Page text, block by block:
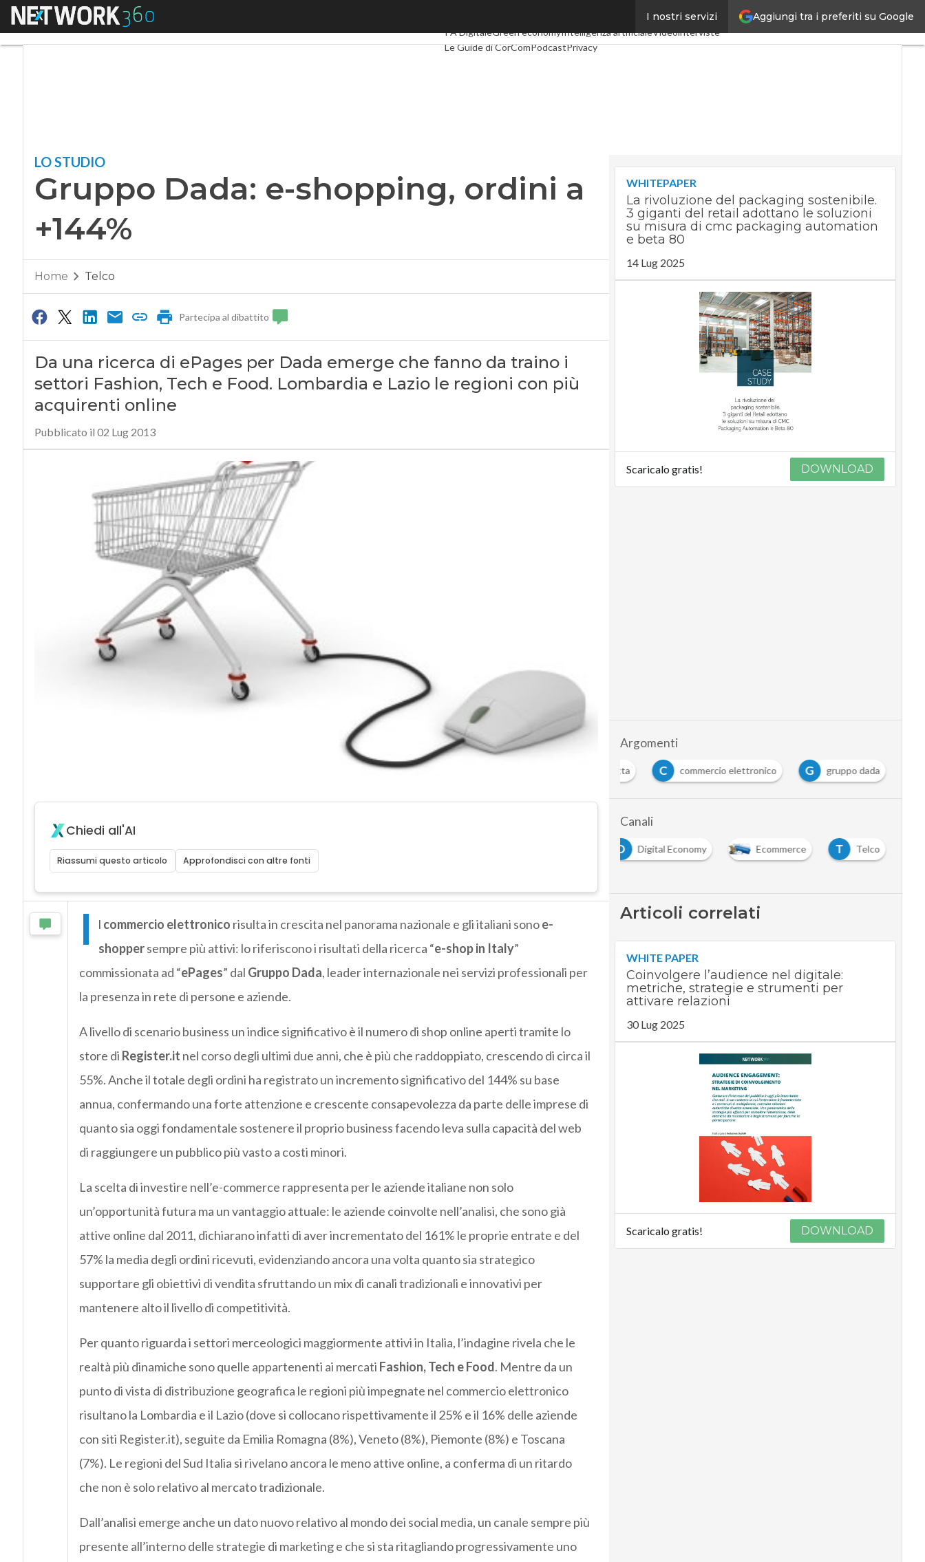
Aggiungi tra i preferiti su Google
I nostri servizi
Menu Industria 4.0SpacEconomy
PA DigitaleGreen economyIntelligenza artificialeVideointerviste
Le Guide di CorComPodcastPrivacy
LO STUDIO
Gruppo Dada: e-shopping, ordini a
+144%
Home Telco
Partecipa al dibattito
Da una ricerca di ePages per Dada emerge che fanno da traino i
settori Fashion, Tech e Food. Lombardia e Lazio le regioni con più
acquirenti online
Pubblicato il 02 Lug 2013
Chiedi all'AI
Riassumi questo articolo Approfondisci con altre fonti
I l commercio elettronico risulta in crescita nel panorama nazionale e gli italiani sonoe-
shoppersempre più attivi: lo riferiscono i risultati della ricerca “e-shop in Italy”
commissionata ad “ePages” dal Gruppo Dada, leader internazionale nei servizi professionali per
la presenza in rete di persone e aziende.
A livello di scenario business un indice significativo è il numero di shop online aperti tramite lo
store di Register.it nel corso degli ultimi due anni, che è più che raddoppiato, crescendo di circa il
55%. Anche il totale degli ordini ha registrato un incremento significativo del 144% su base
annua, confermando una forte attenzione e crescente consapevolezza da parte delle imprese di
quanto sia oggi fondamentale sostenere il proprio business facendo leva sulla capacità del web
di raggiungere un pubblico più vasto a costi minori.
La scelta di investire nell’e-commerce rappresenta per le aziende italiane non solo
un’opportunità futura ma un vantaggio attuale: le aziende coinvolte nell’analisi, che sono già
attive online dal 2011, dichiarano infatti di aver incrementato del 161% le proprie entrate e del
57% la media degli ordini ricevuti, evidenziando ancora una volta quanto sia strategico
supportare gli obiettivi di vendita sfruttando un mix di canali tradizionali e innovativi per
mantenere alto il livello di competitività.
Per quanto riguarda i settori merceologici maggiormente attivi in Italia, l’indagine rivela che le
realtà più dinamiche sono quelle appartenenti ai mercati Fashion, Tech e Food. Mentre da un
punto di vista di distribuzione geografica le regioni più impegnate nel commercio elettronico
risultano la Lombardia e il Lazio (dove si collocano rispettivamente il 25% e il 16% delle aziende
con siti Register.it), seguite da Emilia Romagna (8%), Veneto (8%), Piemonte (8%) e Toscana
(7%). Le regioni del Sud Italia si rivelano ancora le meno attive online, a conferma di un ritardo
che non è solo relativo al mercato tradizionale.
Dall’analisi emerge anche un dato nuovo relativo al mondo dei social media, un canale sempre più
presente all’interno delle strategie di marketing e che si sta ritagliando progressivamente uno
WHITEPAPER
La rivoluzione del packaging sostenibile.
3 giganti del retail adottano le soluzioni
su misura di cmc packaging automation
e beta 80
14 Lug 2025
Scaricalo gratis! DOWNLOAD
Argomenti
claudio corbetta C commercio elettronico G gruppo dada
Canali
D
Digital Economy Ecommerce T Telco
Articoli correlati
WHITE PAPER
Coinvolgere l’audience nel digitale:
metriche, strategie e strumenti per
attivare relazioni
30 Lug 2025
Scaricalo gratis! DOWNLOAD